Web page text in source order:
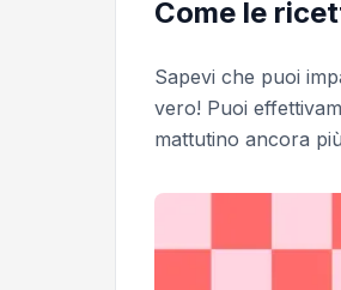
Come le
Sapevi che puoi
vero! Puoi
mattutino ancora